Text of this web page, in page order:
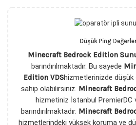
Düşük Ping
Minecraft Bedrock Edition
barındırılmaktadır. Bu sayede
Edition VDShizmetlerinizde düşük
sahip olabilirsiniz. Minecraft
hizmetiniz İstanbul PremierDC
barındırılmaktadır. Minecraft
hizmetlerindeki yüksek koruma ve